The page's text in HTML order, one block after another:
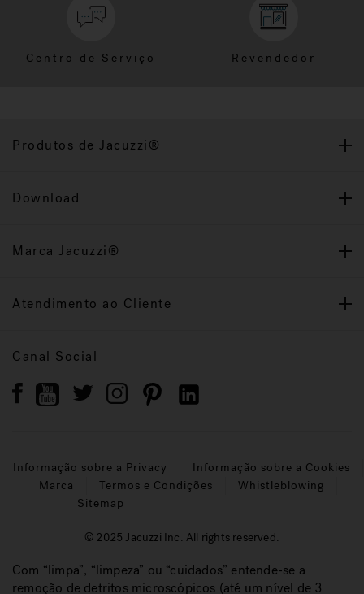
Centro de Serviço Revendedor
Produtos de Jacuzzi®
Download
Marca Jacuzzi®
Atendimento ao Cliente
Canal Social
Informação sobre a Privacy
Informação sobre a Cookies
Marca
Termos e Condições
Whistleblowing
Sitemap
© 2025 Jacuzzi Inc. All rights reserved.
Com “limpa”, “limpeza” ou “cuidados” entende-se a
remoção de detritos microscópicos (até um nível de 3